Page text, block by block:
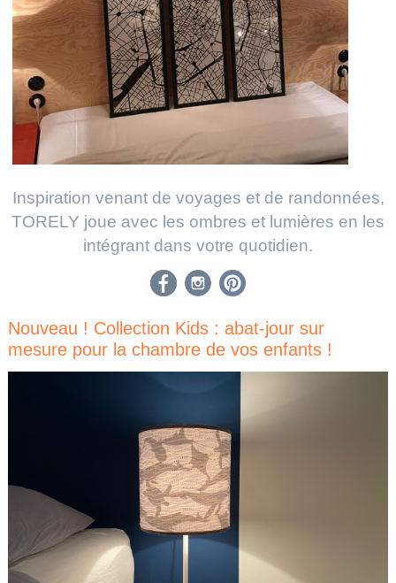
Inspiration venant de voyages et de randonnées,
TORELY joue avec les ombres et lumières en les
intégrant dans votre quotidien.
Nouveau ! Collection Kids : abat-jour sur
mesure pour la chambre de vos enfants !